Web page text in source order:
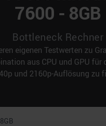
7600 - 8GB
Bottleneck Rechner
eigenen Testwerten zu
aus CPU und GPU
und 2160p-Auflösung zu